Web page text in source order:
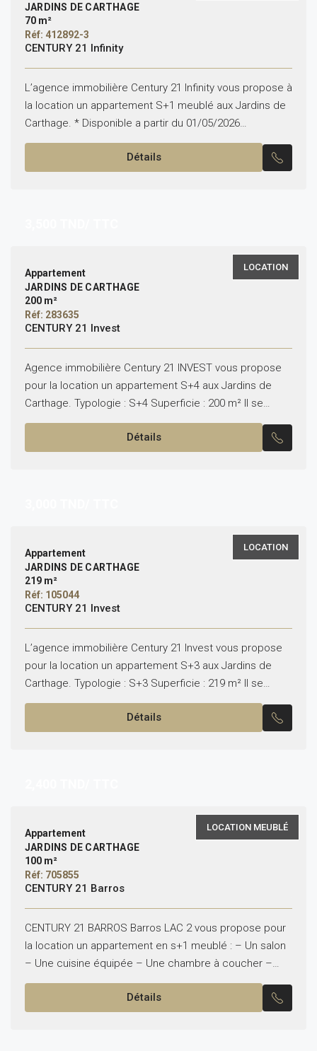
JARDINS DE CARTHAGE
70 m²
Réf: 412892-3
CENTURY 21 Infinity
L’agence immobilière Century 21 Infinity vous propose à
la location un appartement S+1 meublé aux Jardins de
Carthage. * Disponible a partir du 01/05/2026
*Emplacement : jardins de Carthage *Typologie : S+1...
Détails
LOCATION
Appartement
JARDINS DE CARTHAGE
200 m²
Réf: 283635
CENTURY 21 Invest
Agence immobilière Century 21 INVEST vous propose
pour la location un appartement S+4 aux Jardins de
Carthage. Typologie : S+4 Superficie : 200 m² Il se
compose de : – Un salon...
Détails
LOCATION
Appartement
JARDINS DE CARTHAGE
219 m²
Réf: 105044
CENTURY 21 Invest
L’agence immobilière Century 21 Invest vous propose
pour la location un appartement S+3 aux Jardins de
Carthage. Typologie : S+3 Superficie : 219 m² Il se
compose de : – Salon spacieux...
Détails
LOCATION MEUBLÉ
Appartement
JARDINS DE CARTHAGE
100 m²
Réf: 705855
CENTURY 21 Barros
CENTURY 21 BARROS Barros LAC 2 vous propose pour
la location un appartement en s+1 meublé : – Un salon
– Une cuisine équipée – Une chambre à coucher –
Une salle...
Détails